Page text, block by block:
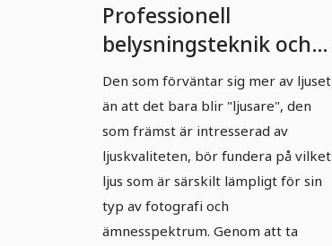
Professionell
belysningsteknik och
ljusstyrning: Del 3 -
Ljuskällor som är
relevanta för
professionell
fotografering (?)
Den som förväntar sig mer av ljuset
än att det bara blir "ljusare", den
som främst är intresserad av
ljuskvaliteten, bör fundera på vilket
ljus som är särskilt lämpligt för sin
typ av fotografi och
ämnesspektrum. Genom att ta